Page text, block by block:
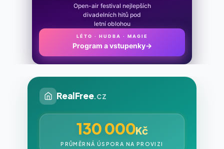
Open-air festival nejlepších
divadelních hitů pod
letní oblohou
LÉTO · HUDBA · MAGIE
Program a vstupenky →
RealFree.cz
130 000Kč
PRŮMĚRNÁ ÚSPORA NA PROVIZI